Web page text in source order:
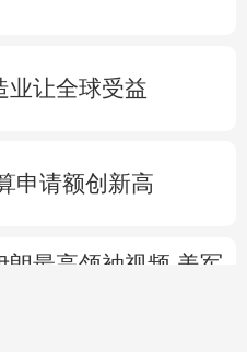
业让全球受益
申请额创新高
朗最高领袖视频 美军